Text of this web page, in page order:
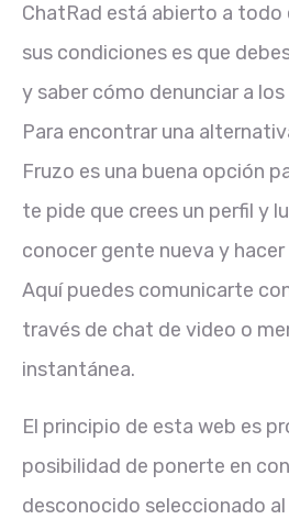
ChatRad está abierto a todo
sus condiciones es que
y saber cómo denunciar a
Para encontrar una
Fruzo es una buena opción
te pide que crees un perfil y
conocer gente nueva y
Aquí puedes comunicarte
través de chat de video o
instantánea.
El principio de esta web es
posibilidad de ponerte en
desconocido seleccionado al